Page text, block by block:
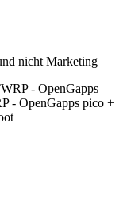
nicht Marketing
- OpenGapps
- OpenGapps pico +